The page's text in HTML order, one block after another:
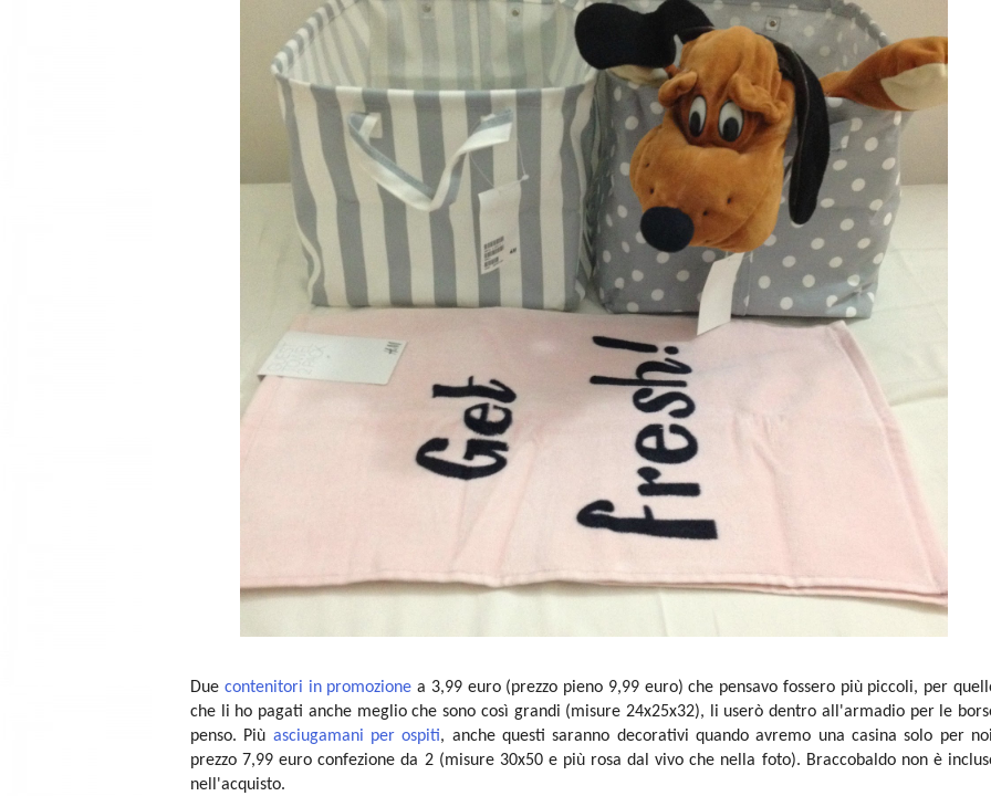
Due contenitori in promozione a 3,99 euro (prezzo pieno 9,99 euro) che pensavo fossero più piccoli, per
che li ho pagati anche meglio che sono così grandi (misure 24x25x32), li userò dentro all'armadio per le
penso. Più asciugamani per ospiti, anche questi saranno decorativi quando avremo una casina solo per
prezzo 7,99 euro confezione da 2 (misure 30x50 e più rosa dal vivo che nella foto). Braccobaldo non è
nell'acquisto.